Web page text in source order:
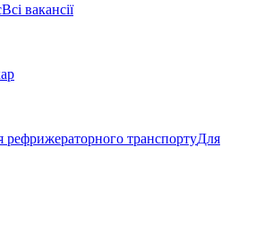
Всі вакансії
рефрижераторного транспортуДля